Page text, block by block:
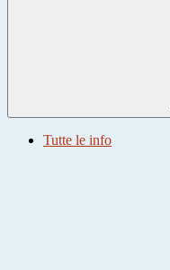
Tutte le info